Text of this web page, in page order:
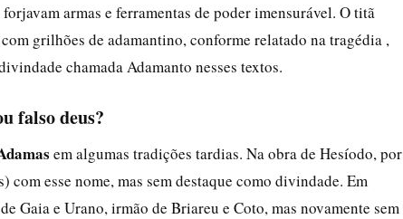
armas e ferramentas de poder imensurável. O titã
grilhões de adamantino, conforme relatado na tragédia ,
chamada Adamanto nesses textos.
falso deus?
em algumas tradições tardias. Na obra de Hesíodo, por
esse nome, mas sem destaque como divindade. Em
Gaia e Urano, irmão de Briareu e Coto, mas novamente sem